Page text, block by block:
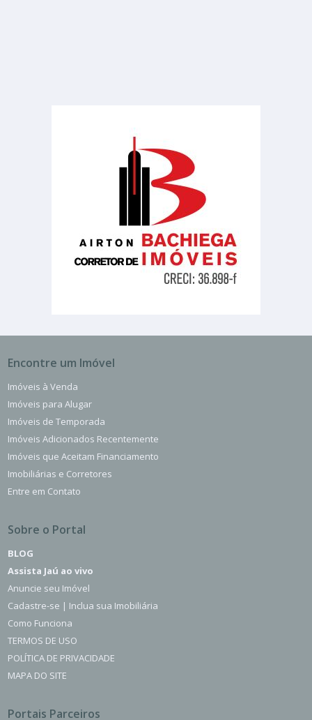
Encontre um Imóvel
Imóveis à Venda
Imóveis para Alugar
Imóveis de Temporada
Imóveis Adicionados Recentemente
Imóveis que Aceitam Financiamento
Imobiliárias e Corretores
Entre em Contato
Sobre o Portal
BLOG
Assista Jaú ao vivo
Anuncie seu Imóvel
Cadastre-se | Inclua sua Imobiliária
Como Funciona
TERMOS DE USO
POLÍTICA DE PRIVACIDADE
MAPA DO SITE
Portais Parceiros